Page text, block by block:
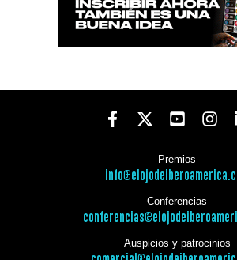
Premios
Conferencias
Auspicios y patrocinios